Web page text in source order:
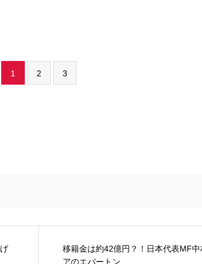
1 2 3
移籍金は約42億円？！日本代表MF中
アのエバートン...